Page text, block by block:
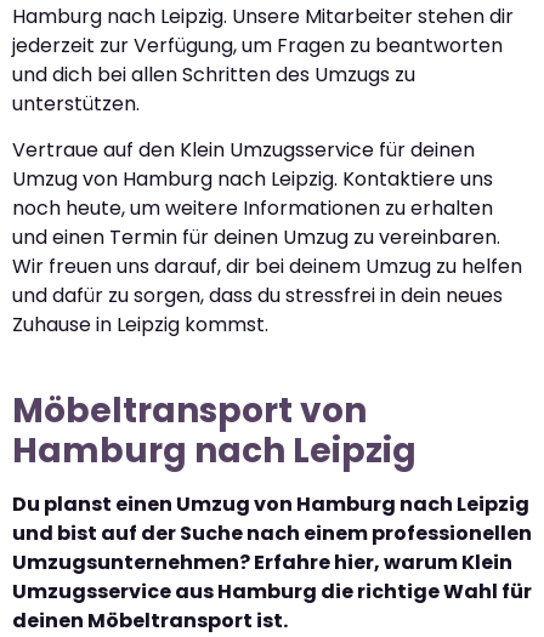
Hamburg nach Leipzig. Unsere Mitarbeiter stehen dir
jederzeit zur Verfügung, um Fragen zu beantworten
und dich bei allen Schritten des Umzugs zu
unterstützen.
Vertraue auf den Klein Umzugsservice für deinen
Umzug von Hamburg nach Leipzig. Kontaktiere uns
noch heute, um weitere Informationen zu erhalten
und einen Termin für deinen Umzug zu vereinbaren.
Wir freuen uns darauf, dir bei deinem Umzug zu helfen
und dafür zu sorgen, dass du stressfrei in dein neues
Zuhause in Leipzig kommst.
Möbeltransport von
Hamburg nach Leipzig
Du planst einen Umzug von Hamburg nach Leipzig
und bist auf der Suche nach einem professionellen
Umzugsunternehmen? Erfahre hier, warum Klein
Umzugsservice aus Hamburg die richtige Wahl für
deinen Möbeltransport ist.